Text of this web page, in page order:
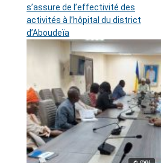
s’assure de l’effectivité des
activités à l’hôpital du district
d’Aboudeïa